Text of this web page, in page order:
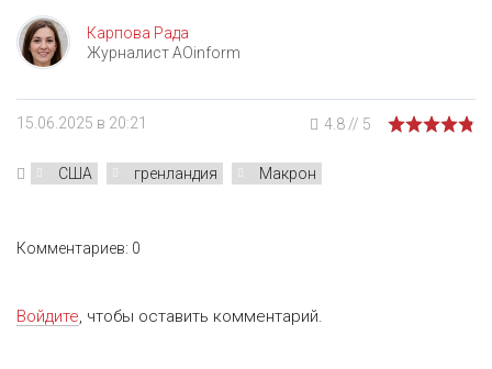
Карпова Рада
Журналист AOinform
15.06.2025 в 20:21 4.8 // 5
США гренландия Макрон
Комментариев: 0
Войдите, чтобы оставить комментарий.